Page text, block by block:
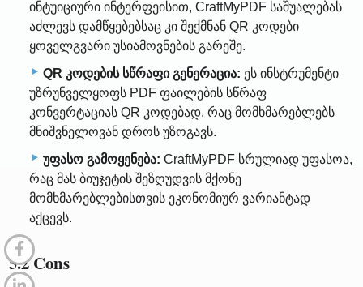
ინტუიციური ინტერფეისით, CraftMyPDF საშუალებას
აძლევს დამწყებებსაც კი შექმნან QR კოდები
ყოველგვარი უსიამოვნების გარეშე.
QR კოდების სწრაფი გენერაცია: ეს ინსტრუმენტი
უზრუნველყოფს PDF ფაილების სწრაფ
კონვერტაციას QR კოდებად, რაც მომხმარებლებს
მნიშვნელოვან დროს უზოგავს.
უფასო გამოყენება: CraftMyPDF სრულიად უფასოა,
რაც მას ბიუჯეტის შეზღუდვის მქონე
მომხმარებლებისთვის ეკონომიურ ვარიანტად
აქცევს.
5.2 Cons